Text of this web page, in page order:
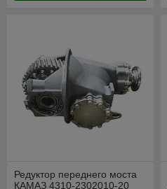
Редуктор переднего моста
КАМАЗ 4310-2302010-20